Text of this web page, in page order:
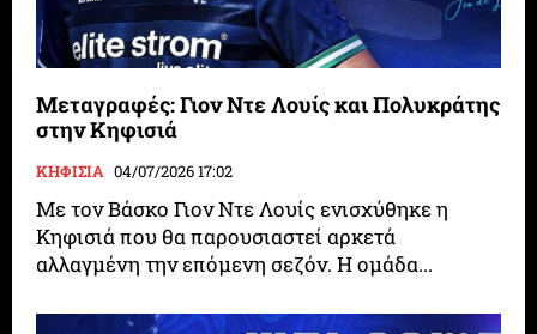
Μεταγραφές: Γιον Ντε Λουίς και Πολυκράτης
στην Κηφισιά
ΚΗΦΙΣΙΑ 04/07/2026 17:02
Με τον Βάσκο Γιον Ντε Λουίς ενισχύθηκε η
Κηφισιά που θα παρουσιαστεί αρκετά
αλλαγμένη την επόμενη σεζόν. Η ομάδα...